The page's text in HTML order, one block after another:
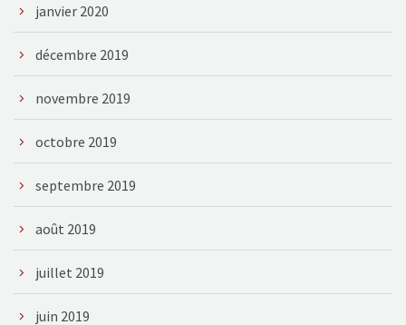
janvier 2020
décembre 2019
novembre 2019
octobre 2019
septembre 2019
août 2019
juillet 2019
juin 2019